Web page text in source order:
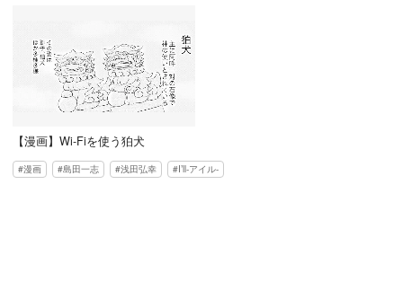
【漫画】Wi-Fiを使う狛犬
漫画 島田一志 浅田弘幸 I’ll-アイル-